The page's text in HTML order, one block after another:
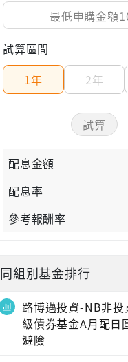
—
試算區間
1年
2年
試算
配息金額
配息率
參考報酬率
同組別基金排行
路博邁投資-NB非投
級債券基金A月配日
避險